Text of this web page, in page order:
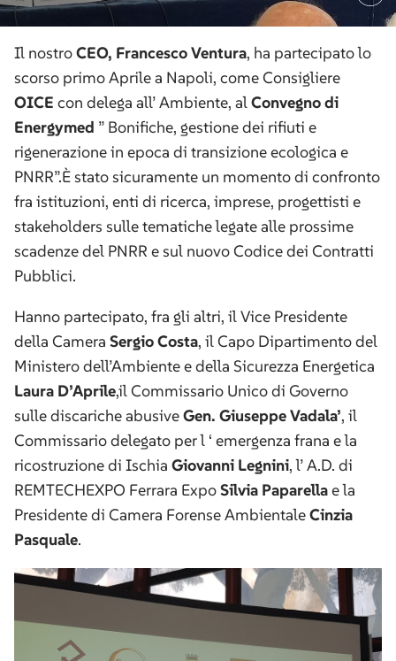
Il nostroCEO, Francesco Ventura, ha partecipato lo
scorso primo Aprile a Napoli, come Consigliere
OICE con delega all’ Ambiente, alConvegno di
Energymed ” Bonifiche, gestione dei rifiuti e
rigenerazione in epoca di transizione ecologica e
PNRR”.È stato sicuramente un momento di confronto
fra istituzioni, enti di ricerca, imprese, progettisti e
stakeholders sulle tematiche legate alle prossime
scadenze del PNRR e sul nuovo Codice dei Contratti
Pubblici.
Hanno partecipato, fra gli altri, il Vice Presidente
della Camera Sergio Costa, il Capo Dipartimento del
Ministero dell’Ambiente e della Sicurezza Energetica
Laura D’Aprile,il Commissario Unico di Governo
sulle discariche abusiveGen. Giuseppe Vadala’, il
Commissario delegato per l ‘ emergenza frana e la
ricostruzione di Ischia Giovanni Legnini, l’ A.D. di
REMTECHEXPO Ferrara ExpoSilvia Paparellae la
Presidente di Camera Forense AmbientaleCinzia
Pasquale.